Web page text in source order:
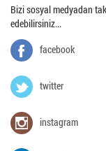
Bizi sosyal medyadan
edebilirsiniz...
facebook
twitter
instagram